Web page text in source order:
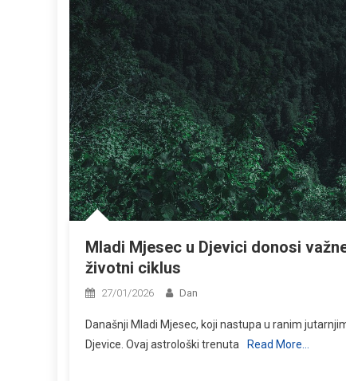
Mladi Mjesec u Djevici donosi
životni ciklus
27/01/2026 Dan
Današnji Mladi Mjesec, koji nastupa u ranim
Djevice. Ovaj astrološki trenuta
Read More…